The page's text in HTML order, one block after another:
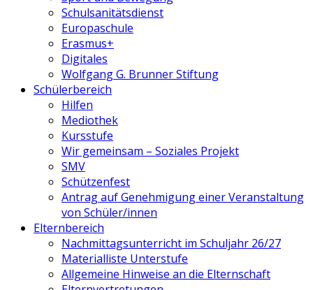
Schulsanitätsdienst
Europaschule
Erasmus+
Digitales
Wolfgang G. Brunner Stiftung
Schülerbereich
Hilfen
Mediothek
Kursstufe
Wir gemeinsam – Soziales Projekt
SMV
Schützenfest
Antrag auf Genehmigung einer Veranstaltung
von Schüler/innen
Elternbereich
Nachmittagsunterricht im Schuljahr 26/27
Materialliste Unterstufe
Allgemeine Hinweise an die Elternschaft